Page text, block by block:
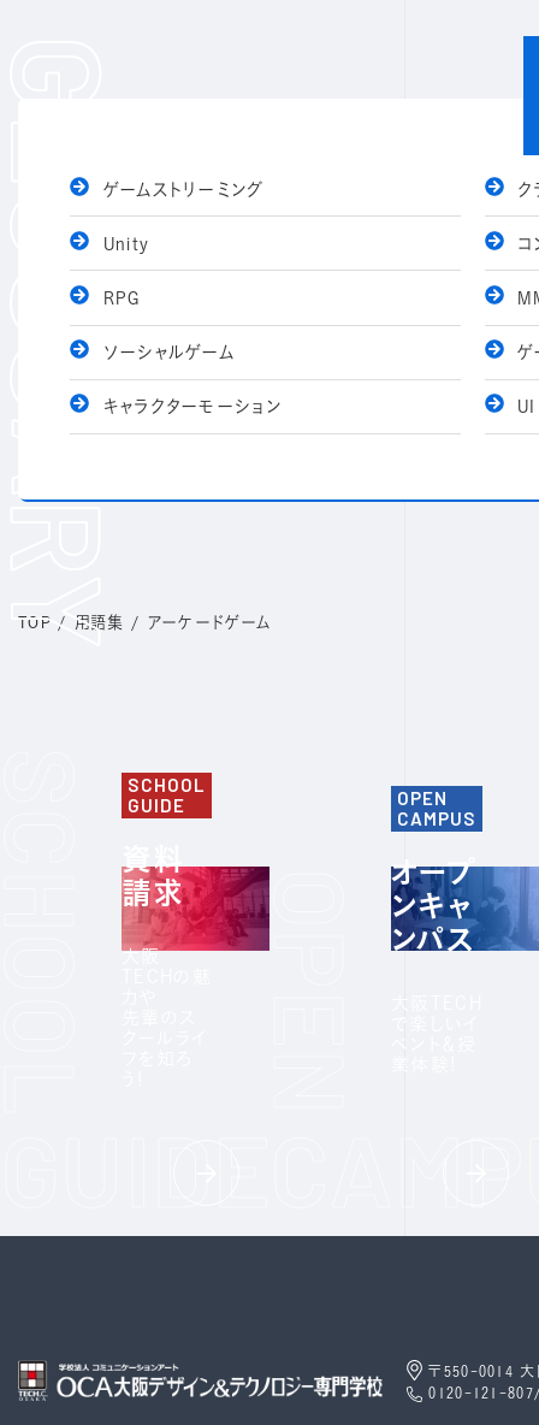
ゲームストリーミング ク
Unity コ
RPG
ソーシャルゲーム ゲ
キャラクターモーション UI
TOP / 用語集 / アーケードゲーム
SCHOOL
GUIDE
資料
請求
大阪
OPEN
CAMPUS
オープ
ンキャ
ンパス
で楽しいイ
ベント＆授
業体験!
〒550-0014 大
0120-121-